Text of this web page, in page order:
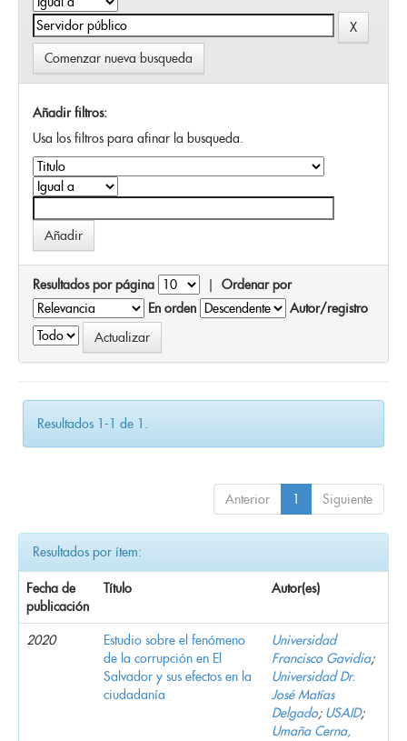
Comenzar nueva busqueda
Añadir filtros:
Usa los filtros para afinar la busqueda.
Resultados por página | Ordenar por
En orden
Autor/registro
Resultados 1-1 de 1.
Anterior 1 Siguiente
Resultados por ítem:
Fecha de
publicación
Título Autor(es)
2020
Estudio sobre el fenómeno
de la corrupción en El
Salvador y sus efectos en la
ciudadanía
Universidad
Francisco Gavidia;
Universidad Dr.
José Matías
Delgado; USAID;
Umaña Cerna,